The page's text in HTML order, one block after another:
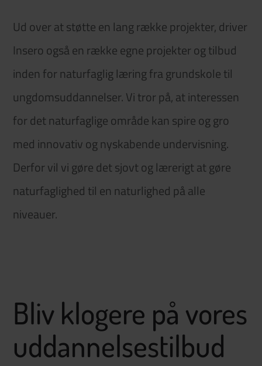
Ud over at støtte en lang række projekter, driver
Insero også en række egne projekter og tilbud
inden for naturfaglig læring fra grundskole til
ungdomsuddannelser. Vi tror på, at interessen
for det naturfaglige område kan spire og gro
med innovativ og nyskabende undervisning.
Derfor vil vi gøre det sjovt og lærerigt at gøre
naturfaglighed til en naturlighed på alle
niveauer.
Bliv klogere på vores
uddannelsestilbud